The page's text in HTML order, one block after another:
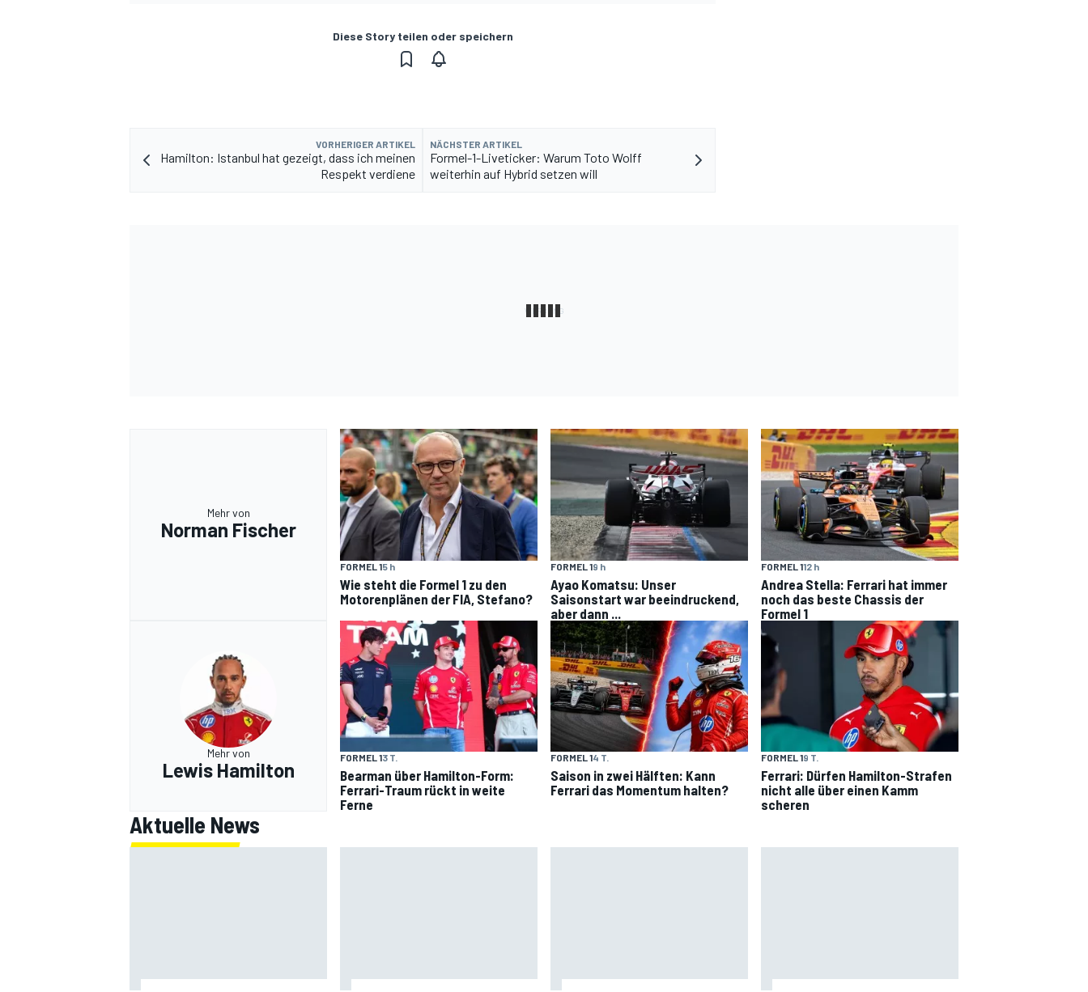
Diese Story teilen oder speichern
VORHERIGER ARTIKEL
Hamilton: Istanbul hat gezeigt, dass ich meinen
Respekt verdiene
NÄCHSTER ARTIKEL
Formel-1-Liveticker: Warum Toto Wolff
weiterhin auf Hybrid setzen will
Mehr von
Norman Fischer
FORMEL 15 h
Wie steht die Formel 1 zu den
Motorenplänen der FIA, Stefano?
FORMEL 19 h
Ayao Komatsu: Unser
Saisonstart war beeindruckend,
aber dann ...
FORMEL 112 h
Andrea Stella: Ferrari hat immer
noch das beste Chassis der
Formel 1
Mehr von
Lewis Hamilton
FORMEL 13 T.
Bearman über Hamilton-Form:
Ferrari-Traum rückt in weite
Ferne
FORMEL 14 T.
Saison in zwei Hälften: Kann
Ferrari das Momentum halten?
FORMEL 19 T.
Ferrari: Dürfen Hamilton-Strafen
nicht alle über einen Kamm
scheren
Aktuelle News